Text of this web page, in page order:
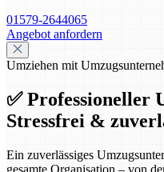
01579-2644065
Angebot anfordern
Umziehen mit
✅ Professioneller
Stressfrei &
Ein zuverlässiges
gesamte Organisation – von